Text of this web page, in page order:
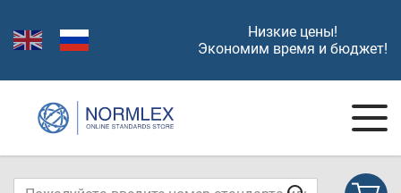
Низкие цены!
Экономим время и бюджет!